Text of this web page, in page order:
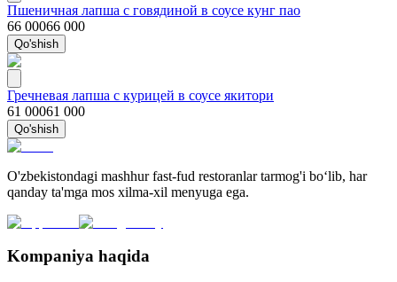
Пшеничная лапша с говядиной в соусе кунг пао
66 00066 000
Qo'shish
Гречневая лапша с курицей в соусе якитори
61 00061 000
Qo'shish
O'zbekistondagi mashhur fast-fud restoranlar tarmog'i bo‘lib, har
qanday ta'mga mos xilma-xil menyuga ega.
Kompaniya haqida